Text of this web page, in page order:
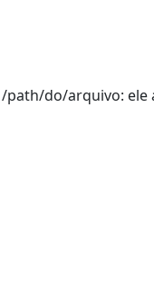
path/do/arquivo: